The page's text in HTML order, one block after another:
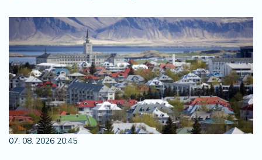
07. 08. 2026 20:45